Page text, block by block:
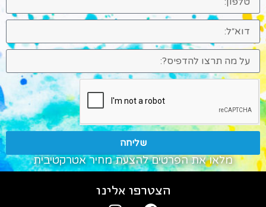
שליחה
מלאו את הפרטים להצעת מחיר אטרקטיבית
הצטרפו אלינו